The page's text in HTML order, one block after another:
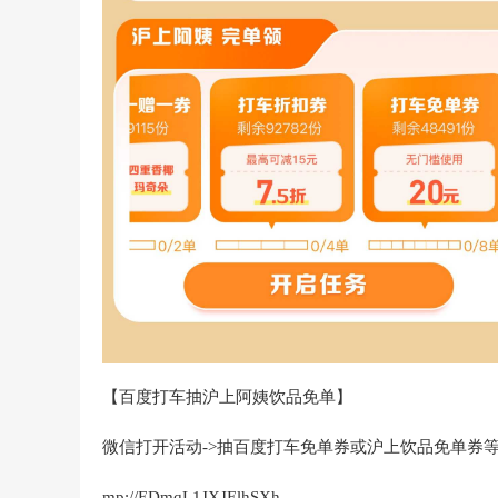
【百度打车抽沪上阿姨饮品免单】
微信打开活动->抽百度打车免单券或沪上饮品免单券